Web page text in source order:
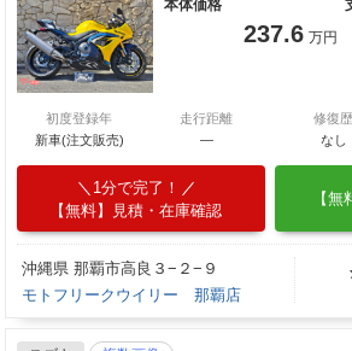
本体価格
237.6 万円
初度登録年
新車(注文販売)
走行距離
―
修復歴
なし
1分で完了！
【無料】見積・在庫確認
【
沖縄県 那覇市高良３−２−９
モトフリークウイリー 那覇店